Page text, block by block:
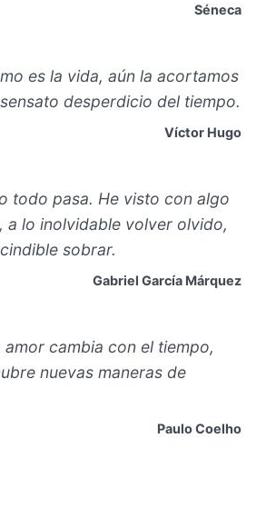
Séneca
es la vida, aún la acortamos
desperdicio del tiempo.
Víctor Hugo
todo pasa. He visto con algo
a lo inolvidable volver olvido,
sobrar.
Gabriel García Márquez
cambia con el tiempo,
nuevas maneras de
Paulo Coelho